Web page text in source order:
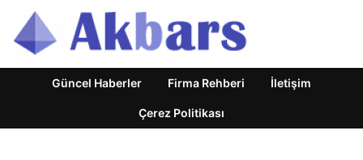
Güncel Haberler Firma Rehberi İletişim
Çerez Politikası